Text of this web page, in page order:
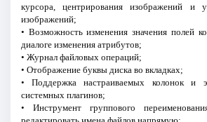
курсора, центрирования изображений и
изображений;
• Возможность изменения значения полей
диалоге изменения атрибутов;
• Журнал файловых операций;
• Отображение буквы диска во вкладках;
• Поддержка настраиваемых колонок и
системных плагинов;
• Инструмент группового